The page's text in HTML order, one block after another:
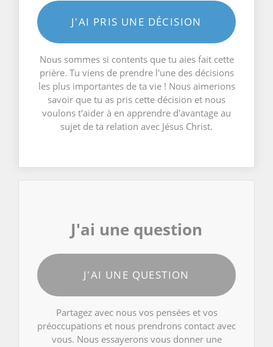
J'AI PRIS UNE DÉCISION
Nous sommes si contents que tu aies fait cette
prière. Tu viens de prendre l'une des décisions
les plus importantes de ta vie ! Nous aimerions
savoir que tu as pris cette décision et nous
voulons t'aider à en apprendre d'avantage au
sujet de ta relation avec Jésus Christ.
J'ai une question
J'AI UNE QUESTION
Partagez avec nous vos pensées et vos
préoccupations et nous prendrons contact avec
vous. Nous essayerons vous donner une